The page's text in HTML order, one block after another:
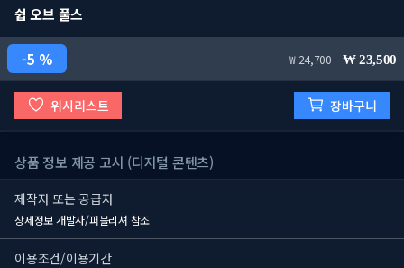
쉽 오브 풀스
5 % 24,700 23,500
위시리스트 장바구니
상품 정보 제공 고시 (디지털 콘텐츠)
제작자 또는 공급자
상세정보 개발사/퍼블리셔 참조
이용조건/이용기간